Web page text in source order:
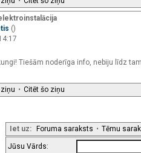
()
Tiešām noderīga info, nebiju līdz
• Citēt šo ziņu
Iet uz: Foruma saraksts • Tēmu
Jūsu Vārds: